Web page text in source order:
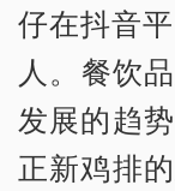
仔在抖音
人。餐饮
发展的趋
正新鸡排